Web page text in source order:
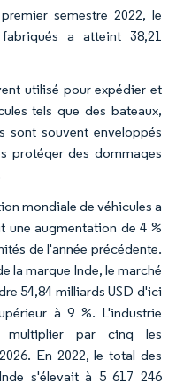
semestre 2022, le
a atteint 38,21
utilisé pour expédier et
tels que des bateaux,
sont souvent enveloppés
protéger des dommages
mondiale de véhicules a
une augmentation de 4 %
de l'année précédente.
la marque Inde, le marché
54,84 milliards USD d'ici
à 9 %. L'industrie
multiplier par cinq les
En 2022, le total des
s'élevait à 5 617 246